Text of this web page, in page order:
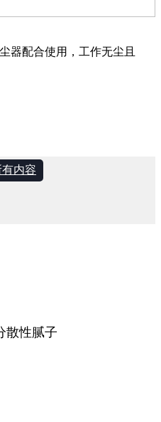
器配合使用，工作无尘且
内容
散性腻子